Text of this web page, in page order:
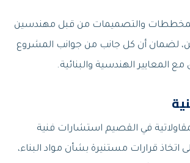
والتصميمات من قبل مهندسين
لضمان أن كل جانب من جوانب المشروع
المعايير الهندسية والبنائية.
في القصيم استشارات فنية
اتخاذ قرارات مستنيرة بشأن مواد البناء،